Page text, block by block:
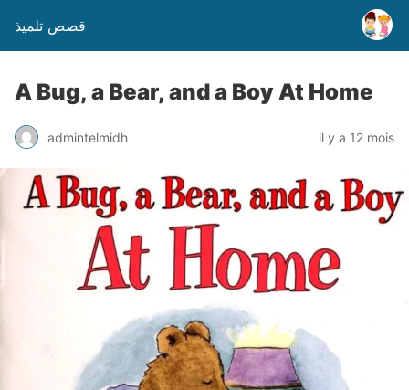
قصص تلميذ
A Bug, a Bear, and a Boy At Home
admintelmidh il y a 12 mois